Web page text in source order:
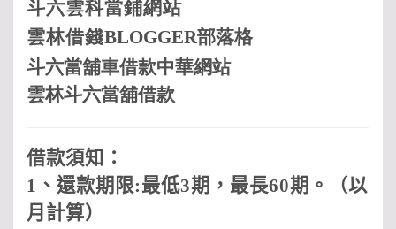
斗六雲科當鋪網站
雲林借錢BLOGGER部落格
斗六當舖車借款中華網站
雲林斗六當舖借款
借款須知：
1 、還款期限:最低3期，最長60期。（以
月計算）